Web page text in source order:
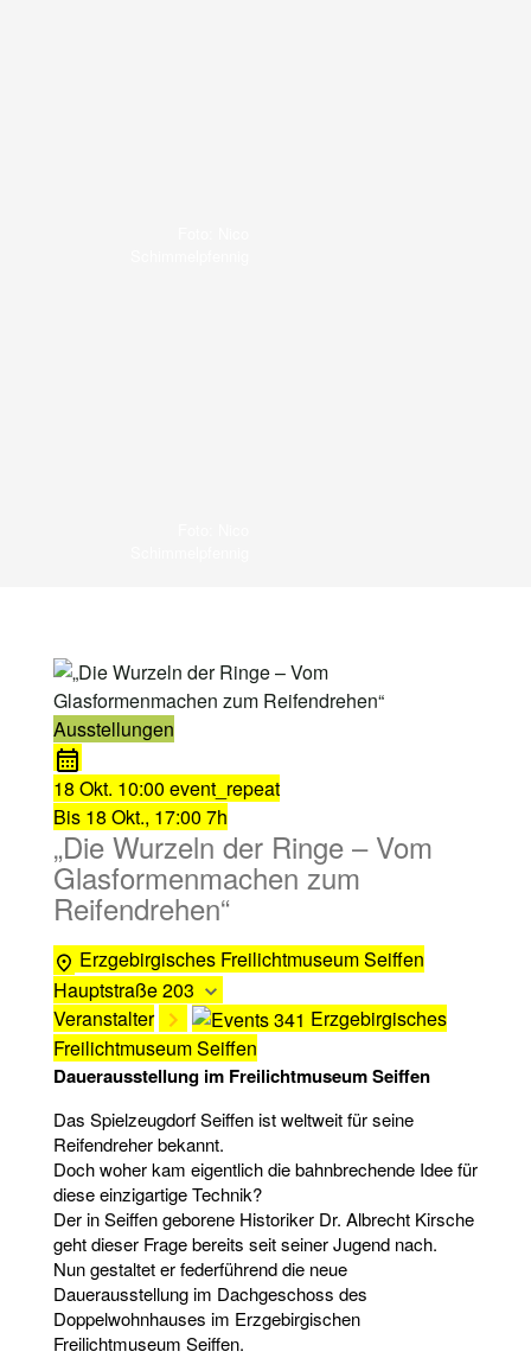
Ausstellungen
18 Okt. 10:00 event_repeat
Bis 18 Okt., 17:00 7h
„Die Wurzeln der Ringe – Vom
Glasformenmachen zum
Reifendrehen“
Erzgebirgisches Freilichtmuseum Seiffen
Hauptstraße 203
Veranstalter
Erzgebirgisches
Freilichtmuseum Seiffen
Dauerausstellung im Freilichtmuseum Seiffen
Das Spielzeugdorf Seiffen ist weltweit für seine
Reifendreher bekannt.
Doch woher kam eigentlich die bahnbrechende Idee für
diese einzigartige Technik?
Der in Seiffen geborene Historiker Dr. Albrecht Kirsche
geht dieser Frage bereits seit seiner Jugend nach.
Nun gestaltet er federführend die neue
Dauerausstellung im Dachgeschoss des
Doppelwohnhauses im Erzgebirgischen
Freilichtmuseum Seiffen.